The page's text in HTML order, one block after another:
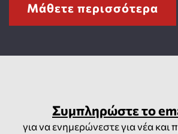
Μάθετε περισσότερα
Συμπληρώστε το
για να ενημερώνεστε για νέα και